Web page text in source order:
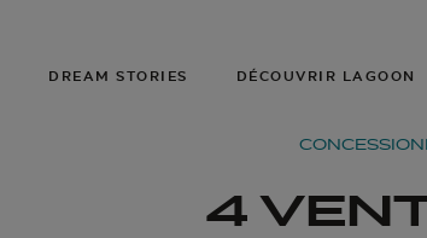
DREAM STORIES DÉCOUVRIR LAGOON
4